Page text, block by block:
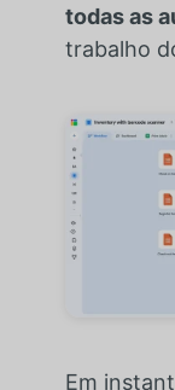
todas as
trabalho
Em